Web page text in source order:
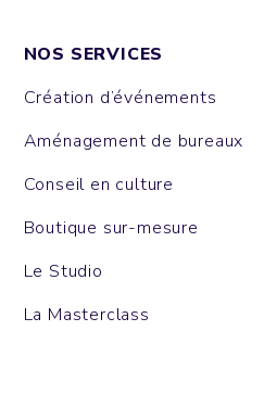
NOS SERVICES
Création d’événements
Aménagement de bureaux
Conseil en culture
Boutique sur-mesure
Le Studio
La Masterclass